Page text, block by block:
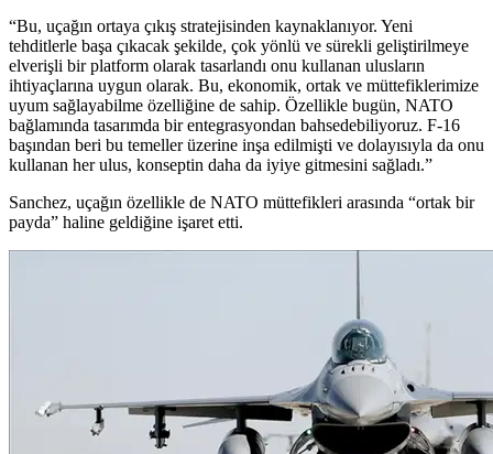
“Bu, uçağın ortaya çıkış stratejisinden kaynaklanıyor. Yeni
tehditlerle başa çıkacak şekilde, çok yönlü ve sürekli geliştirilmeye
elverişli bir platform olarak tasarlandı onu kullanan ulusların
ihtiyaçlarına uygun olarak. Bu, ekonomik, ortak ve müttefiklerimize
uyum sağlayabilme özelliğine de sahip. Özellikle bugün, NATO
bağlamında tasarımda bir entegrasyondan bahsedebiliyoruz. F-16
başından beri bu temeller üzerine inşa edilmişti ve dolayısıyla da onu
kullanan her ulus, konseptin daha da iyiye gitmesini sağladı.”
Sanchez, uçağın özellikle de NATO müttefikleri arasında “ortak bir
payda” haline geldiğine işaret etti.